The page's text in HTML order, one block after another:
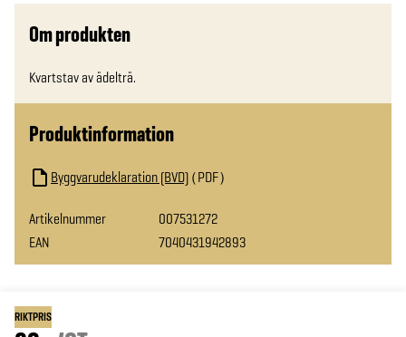
Om produkten
Kvartstav av ädelträ.
Produktinformation
Byggvarudeklaration (BVD) PDF
Artikelnummer
007531272
EAN
7040431942893
RIKTPRIS